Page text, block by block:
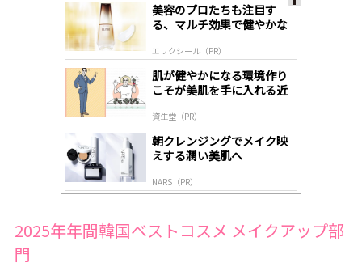
美容のプロたちも注目す
る、マルチ効果で健やかな
エリクシール（PR）
肌が健やかになる環境作り
こそが美肌を手に入れる近
資生堂（PR）
朝クレンジングでメイク映
えする潤い美肌へ
NARS（PR）
2025年年間韓国ベストコスメ メイクアップ部
門